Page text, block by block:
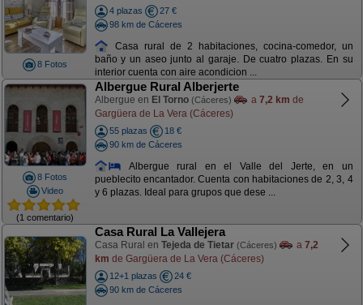
8 Fotos
4 plazas
27 €
98 km de Cáceres
Casa rural de 2 habitaciones, cocina-comedor, un
baño y un aseo junto al garaje. De cuatro plazas. En su
interior cuenta con aire acondicion ...
8 Fotos
Video
(1 comentario)
Albergue Rural Alberjerte
Albergue en El Torno (Cáceres) a 7,2 km de
Gargüera de La Vera (Cáceres)
55 plazas
18 €
90 km de Cáceres
Albergue rural en el Valle del Jerte, en un
pueblecito encantador. Cuenta con habitaciones de 2, 3, 4
y 6 plazas. Ideal para grupos que dese ...
Casa Rural La Vallejera
Casa Rural en Tejeda de Tietar (Cáceres) a 7,2
km de Gargüera de La Vera (Cáceres)
12+1 plazas
24 €
90 km de Cáceres